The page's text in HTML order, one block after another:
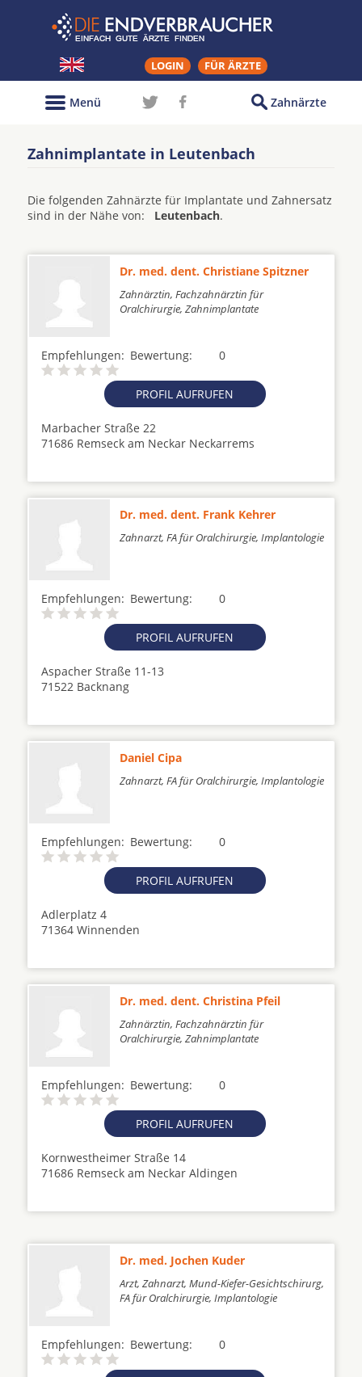
LOGIN FÜR ÄRZTE
Zahnärzte
Menü
Zahnimplantate in Leutenbach
Die folgenden Zahnärzte für Implantate und Zahnersatz
sind in der Nähe von: Leutenbach.
Dr. med. dent. Christiane Spitzner
Zahnärztin, Fachzahnärztin für
Oralchirurgie, Zahnimplantate
Empfehlungen: 0
Bewertung:
PROFIL AUFRUFEN
Marbacher Straße 22
71686 Remseck am Neckar Neckarrems
Dr. med. dent. Frank Kehrer
Zahnarzt, FA für Oralchirurgie, Implantologie
Empfehlungen: 0
Bewertung:
PROFIL AUFRUFEN
Aspacher Straße 11-13
71522 Backnang
Daniel Cipa
Zahnarzt, FA für Oralchirurgie, Implantologie
Empfehlungen: 0
Bewertung:
PROFIL AUFRUFEN
Adlerplatz 4
71364 Winnenden
Dr. med. dent. Christina Pfeil
Zahnärztin, Fachzahnärztin für
Oralchirurgie, Zahnimplantate
Empfehlungen: 0
Bewertung:
PROFIL AUFRUFEN
Kornwestheimer Straße 14
71686 Remseck am Neckar Aldingen
Dr. med. Jochen Kuder
Arzt, Zahnarzt, Mund-Kiefer-Gesichtschirurg,
FA für Oralchirurgie, Implantologie
Empfehlungen: 0
Bewertung: